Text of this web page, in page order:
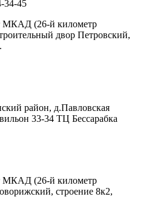
34-45
МКАД (26-й километр
двор Петровский,
район, д.Павловская
33-34 ТЦ Бессарабка
МКАД (26-й километр
строение 8к2,